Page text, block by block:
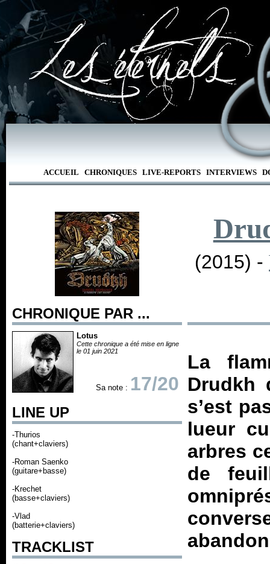
ACCUEIL CHRONIQUES LIVE-REPORTS INTERVIEWS
CHRONIQUE PAR ...
Lotus
Cette chronique a été mise en ligne
le 01 juin 2021
Sa note : 17/20
LINE UP
-Thurios
(chant+claviers)
-Roman Saenko
(guitare+basse)
-Krechet
(basse+claviers)
-Vlad
(batterie+claviers)
TRACKLIST
(2015) -
La
Drudkh
s’est
lueur
arbres
de